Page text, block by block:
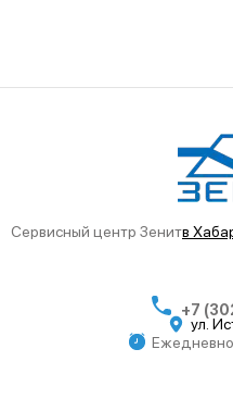
Сервисный центр Зенитв
+7
ул.